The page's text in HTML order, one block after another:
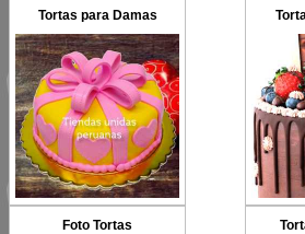
Tortas para Damas
Foto Tortas